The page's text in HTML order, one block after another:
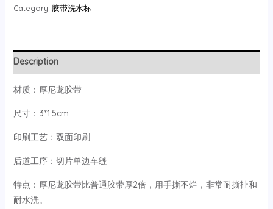
Category: 胶带洗水标
Description
材质：厚尼龙胶带
尺寸：3*1.5cm
印刷工艺：双面印刷
后道工序：切片单边车缝
特点：厚尼龙胶带比普通胶带厚2倍，用手撕不烂，非常耐撕扯和
耐水洗。